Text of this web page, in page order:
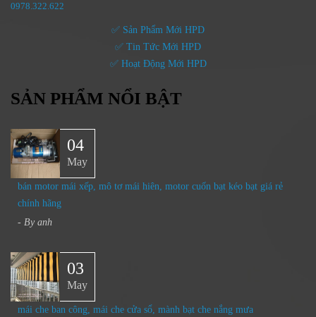
0978.322.622
✅ Sản Phẩm Mới HPD
✅ Tin Tức Mới HPD
✅ Hoạt Động Mới HPD
SẢN PHẨM NỔI BẬT
04
May
bán motor mái xếp, mô tơ mái hiên, motor cuốn bạt kéo bạt giá rẻ
chính hãng
- By anh
03
May
mái che ban công, mái che cửa sổ, mành bạt che nắng mưa